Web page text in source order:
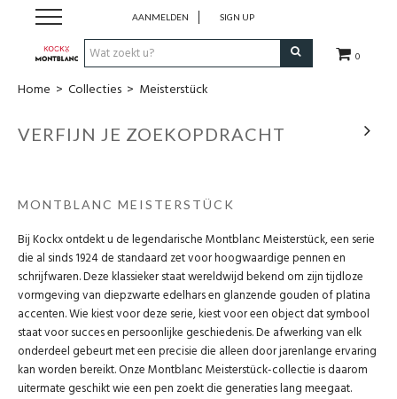
0
AANMELDEN SIGN UP
Schrijfwaren
Collecties
Accessoires
Uurwerken
Cadeaubonnen
Wie zijn wij
Home > Collecties > Meisterstück
VERFIJN JE ZOEKOPDRACHT
MONTBLANC MEISTERSTÜCK
Bij Kockx ontdekt u de legendarische Montblanc Meisterstück, een serie
die al sinds 1924 de standaard zet voor hoogwaardige pennen en
schrijfwaren. Deze klassieker staat wereldwijd bekend om zijn tijdloze
vormgeving van diepzwarte edelhars en glanzende gouden of platina
accenten. Wie kiest voor deze serie, kiest voor een object dat symbool
staat voor succes en persoonlijke geschiedenis. De afwerking van elk
onderdeel gebeurt met een precisie die alleen door jarenlange ervaring
kan worden bereikt. Onze Montblanc Meisterstück-collectie is daarom
uitermate geschikt wie een pen zoekt die generaties lang meegaat.